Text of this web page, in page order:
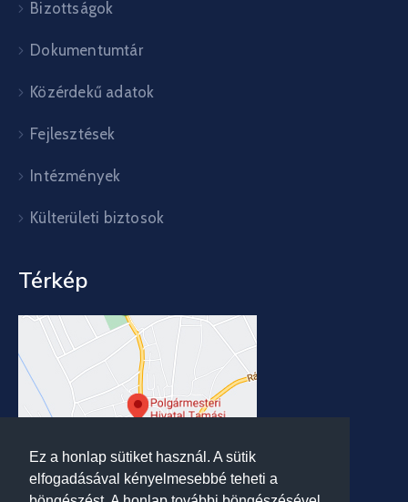
Ez a honlap sütiket használ. A sütik
elfogadásával kényelmesebbé teheti a
Bizottságok
Dokumentumtár
Közérdekű adatok
Fejlesztések
Intézmények
Külterületi biztosok
Térkép